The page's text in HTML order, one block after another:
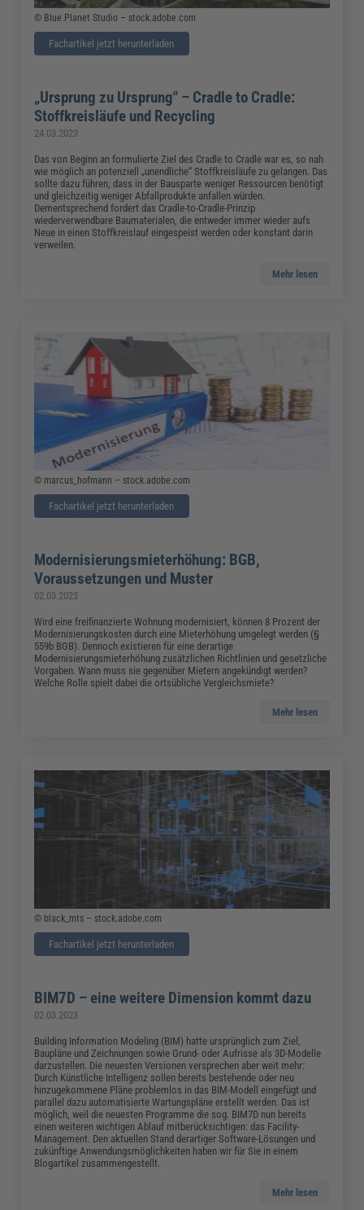
© Blue Planet Studio – stock.adobe.com
Fachartikel jetzt herunterladen
„Ursprung zu Ursprung" – Cradle to Cradle:
Stoffkreisläufe und Recycling
24.03.2023
Das von Beginn an formulierte Ziel des Cradle to Cradle war es, so nah
wie möglich an potenziell „unendliche“ Stoffkreisläufe zu gelangen. Das
sollte dazu führen, dass in der Bausparte weniger Ressourcen benötigt
und gleichzeitig weniger Abfallprodukte anfallen würden.
Dementsprechend fordert das Cradle-to-Cradle-Prinzip
wiederverwendbare Baumaterialen, die entweder immer wieder aufs
Neue in einen Stoffkreislauf eingespeist werden oder konstant darin
verweilen.
Mehr lesen
© marcus_hofmann – stock.adobe.com
Fachartikel jetzt herunterladen
Modernisierungsmieterhöhung: BGB,
Voraussetzungen und Muster
02.03.2023
Wird eine freifinanzierte Wohnung modernisiert, können 8 Prozent der
Modernisierungskosten durch eine Mieterhöhung umgelegt werden (§
559b BGB). Dennoch existieren für eine derartige
Modernisierungsmieterhöhung zusätzlichen Richtlinien und gesetzliche
Vorgaben. Wann muss sie gegenüber Mietern angekündigt werden?
Welche Rolle spielt dabei die ortsübliche Vergleichsmiete?
Mehr lesen
© black_mts – stock.adobe.com
Fachartikel jetzt herunterladen
BIM7D – eine weitere Dimension kommt dazu
02.03.2023
Building Information Modeling (BIM) hatte ursprünglich zum Ziel,
Baupläne und Zeichnungen sowie Grund- oder Aufrisse als 3D-Modelle
darzustellen. Die neuesten Versionen versprechen aber weit mehr:
Durch Künstliche Intelligenz sollen bereits bestehende oder neu
hinzugekommene Pläne problemlos in das BIM-Modell eingefügt und
parallel dazu automatisierte Wartungspläne erstellt werden. Das ist
möglich, weil die neuesten Programme die sog. BIM7D nun bereits
einen weiteren wichtigen Ablauf mitberücksichtigen: das Facility-
Management. Den aktuellen Stand derartiger Software-Lösungen und
zukünftige Anwendungsmöglichkeiten haben wir für Sie in einem
Blogartikel zusammengestellt.
Mehr lesen